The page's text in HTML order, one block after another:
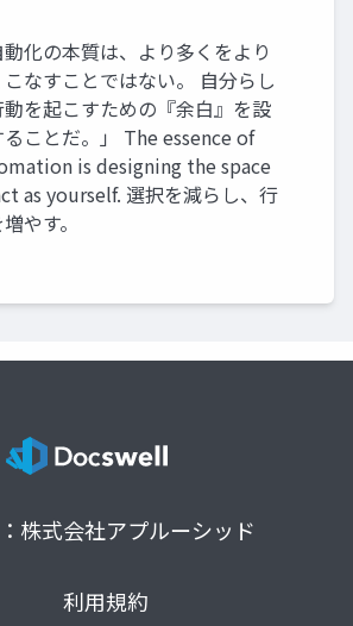
動化の本質は、より多くをより
なすことではない。 自分らし
動を起こすための『余白』を設
ことだ。」 The essence of
is designing the space
as yourself. 選択を減らし、行
やす。
株式会社アプルーシッド
利用規約